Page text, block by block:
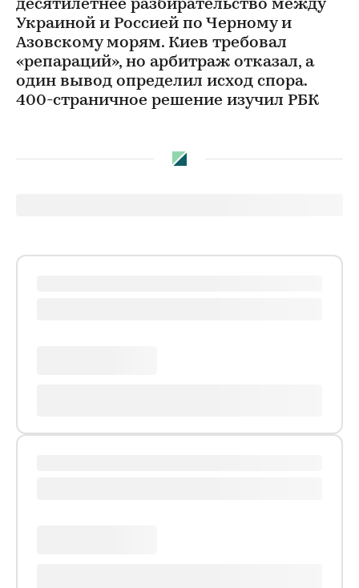
десятилетнее разбирательство между
Украиной и Россией по Черному и
Азовскому морям. Киев требовал
«репараций», но арбитраж отказал, а
один вывод определил исход спора.
400-страничное решение изучил РБК